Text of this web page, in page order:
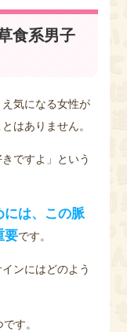
食系男子
気になる女性が
はありません。
ですよ」という
には、この脈
要です。
ンにはどのよう
す。